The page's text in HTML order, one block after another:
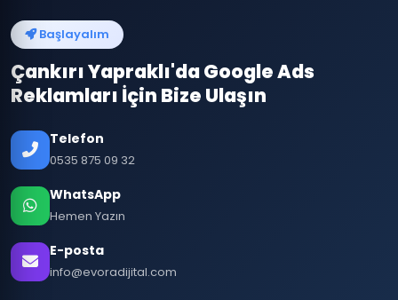
Başlayalım
Çankırı Yapraklı'da Google Ads
Reklamları İçin Bize Ulaşın
Telefon
0535 875 09 32
WhatsApp
Hemen Yazın
E-posta
info@evoradijital.com